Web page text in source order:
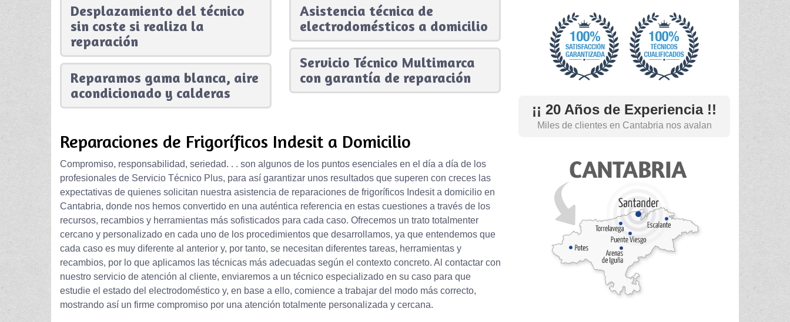
Desplazamiento del técnico
sin coste si realiza la
reparación
Reparamos gama blanca, aire
acondicionado y calderas
Asistencia técnica de
electrodomésticos a domicilio
Servicio Técnico Multimarca
con garantía de reparación
Reparaciones de Frigoríficos Indesit a Domicilio
Compromiso, responsabilidad, seriedad. . . son algunos de los puntos esenciales en el día a día de los
profesionales de Servicio Técnico Plus, para así garantizar unos resultados que superen con creces las
expectativas de quienes solicitan nuestra asistencia de reparaciones de frigoríficos Indesit a domicilio en
Cantabria, donde nos hemos convertido en una auténtica referencia en estas cuestiones a través de los
recursos, recambios y herramientas más sofisticados para cada caso. Ofrecemos un trato totalmenter
cercano y personalizado en cada uno de los procedimientos que desarrollamos, ya que entendemos que
cada caso es muy diferente al anterior y, por tanto, se necesitan diferentes tareas, herramientas y
recambios, por lo que aplicamos las técnicas más adecuadas según el contexto concreto. Al contactar con
nuestro servicio de atención al cliente, enviaremos a un técnico especializado en su caso para que
estudie el estado del electrodoméstico y, en base a ello, comience a trabajar del modo más correcto,
mostrando así un firme compromiso por una atención totalmente personalizada y cercana.
¡¡ 20 Años de Experiencia !!
Miles de clientes en Cantabria nos avalan